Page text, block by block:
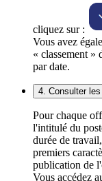
cliquez sur :
Vous avez
« classement »
par date.
4. Consulter
Pour chaque
l'intitulé du
durée de
premiers
publication de
Vous accédez